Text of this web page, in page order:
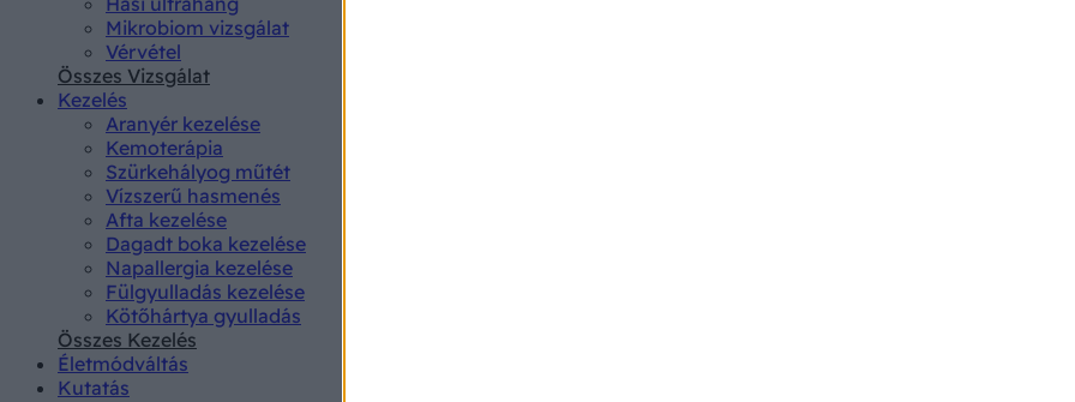
Mikrobiom vizsgálat
Vérvétel
Összes Vizsgálat
Kezelés
Aranyér kezelése
Kemoterápia
Szürkehályog műtét
Vízszerű hasmenés
Afta kezelése
Dagadt boka kezelése
Napallergia kezelése
Fülgyulladás kezelése
Kötőhártya gyulladás
Összes Kezelés
Életmódváltás
Kutatás